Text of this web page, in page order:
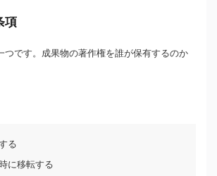
項
つです。成果物の著作権を誰が保有するのか
る
に移転する